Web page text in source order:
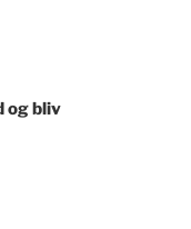
og bliv